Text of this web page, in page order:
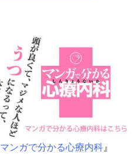
マンガで分かる心療内科 』